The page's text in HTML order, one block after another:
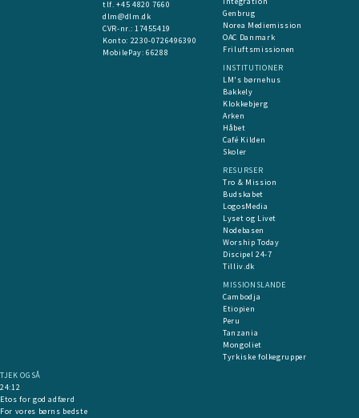
tlf. +45 4820 7660
dlm@dlm.dk
CVR-nr.: 17455419
​Konto: 2230-0726496390
MobilePay:66288
Genbrug
Norea Mediemission
OAC Danmark
Friluftsmissionen
INSTITUTIONER
LM's børnehus
Bakkely
Klokkebjerg
Arken
Håbet
Café Kilden
Skoler
RESURSER
Tro & Mission
Budskabet
LogosMedia
Lyset og Livet
Nodebasen
Worship Today
Discipel 24-7
Tilliv.dk
MISSIONSLANDE
Cambodja
Etiopien
Peru
Tanzania
Mongoliet
Tyrkiske folkegrupper
TJEK OGSÅ
24:12
Etos for god adfærd
For vores børns bedste